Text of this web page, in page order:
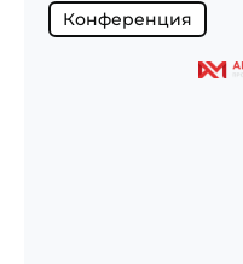
Конференция